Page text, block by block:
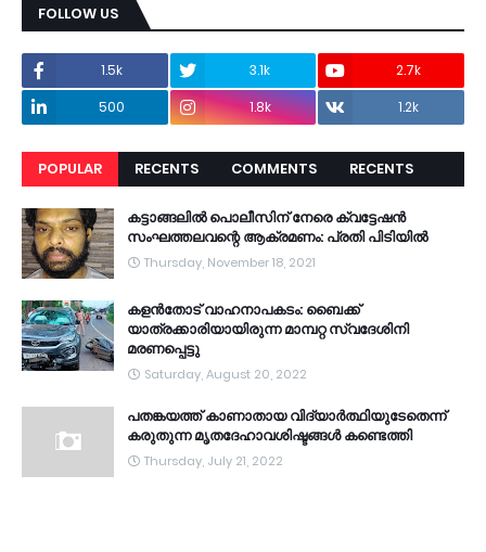
FOLLOW US
1.5k 3.1k
2.7k
500
1.8k 1.2k
POPULAR RECENTS COMMENTS RECENTS
കട്ടാങ്ങലിൽ പൊലീസിന് നേരെ ക്വട്ടേഷൻ
സംഘത്തലവന്റെ ആക്രമണം: പ്രതി പിടിയിൽ
Thursday, November 18, 2021
കളൻതോട് വാഹനാപകടം: ബൈക്ക്
യാത്രക്കാരിയായിരുന്ന മാമ്പറ്റ സ്വദേശിനി
മരണപ്പെട്ടു
Saturday, August 20, 2022
പതങ്കയത്ത് കാണാതായ വിദ്യാർത്ഥിയുടേതെന്ന്
കരുതുന്ന മൃതദേഹാവശിഷ്ടങ്ങൾ കണ്ടെത്തി
Thursday, July 21, 2022